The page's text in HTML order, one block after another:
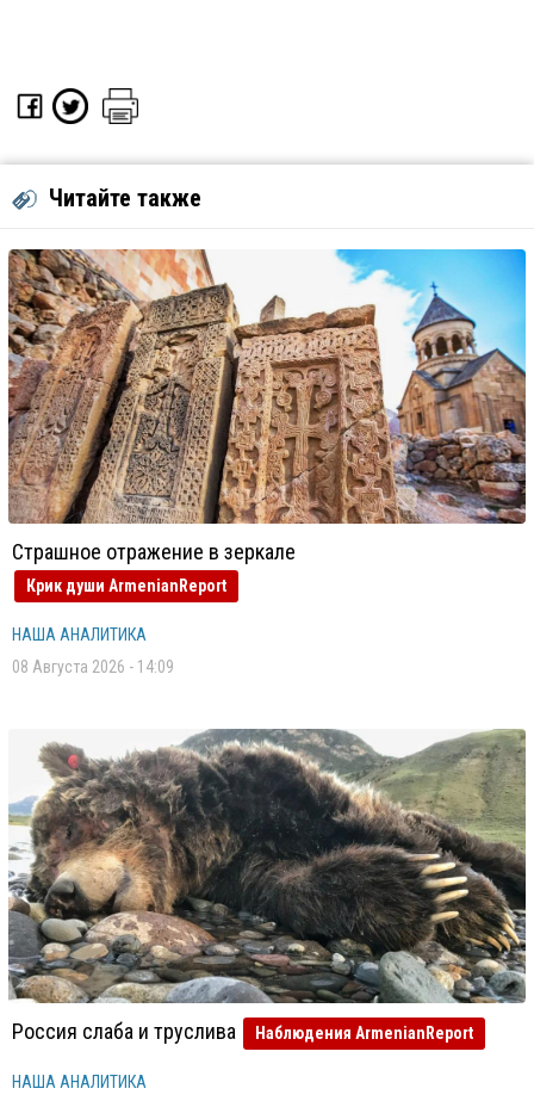
Читайте также
Страшное отражение в зеркале
Крик души ArmenianReport
НАША АНАЛИТИКА
08 Августа 2026 - 14:09
Россия слаба и труслива Наблюдения ArmenianReport
НАША АНАЛИТИКА